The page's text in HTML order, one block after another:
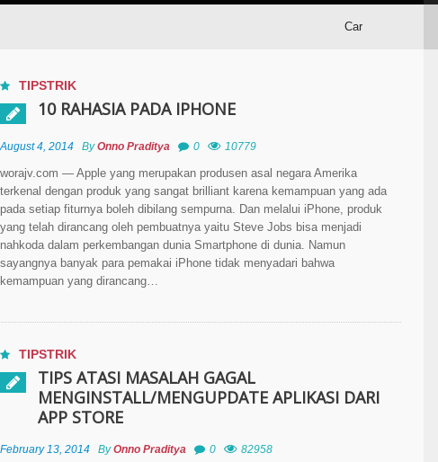
Cara Convert File JPG
TIPSTRIK
10 RAHASIA PADA IPHONE
August 4, 2014 ByOnno Praditya 0 10779
worajv.com — Apple yang merupakan produsen asal negara Amerika
terkenal dengan produk yang sangat brilliant karena kemampuan yang ada
pada setiap fiturnya boleh dibilang sempurna. Dan melalui iPhone, produk
yang telah dirancang oleh pembuatnya yaitu Steve Jobs bisa menjadi
nahkoda dalam perkembangan dunia Smartphone di dunia. Namun
sayangnya banyak para pemakai iPhone tidak menyadari bahwa
kemampuan yang dirancang…
TIPSTRIK
TIPS ATASI MASALAH GAGAL
MENGINSTALL/MENGUPDATE APLIKASI DARI
APP STORE
February 13, 2014 ByOnno Praditya 0 82958